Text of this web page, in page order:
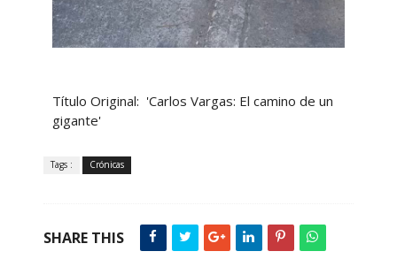
Título Original: 'Carlos Vargas: El camino de un
gigante'
Tags : Crónicas
SHARE THIS